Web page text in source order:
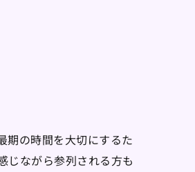
期の時間を大切にするた
じながら参列される方も